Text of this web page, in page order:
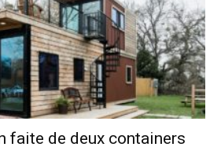
faite de deux containers